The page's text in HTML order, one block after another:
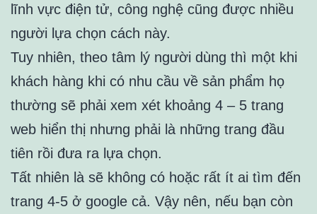
lĩnh vực điện tử, công nghệ cũng được nhiều
người lựa chọn cách này.
Tuy nhiên, theo tâm lý người dùng thì một khi
khách hàng khi có nhu cầu về sản phẩm họ
thường sẽ phải xem xét khoảng 4 – 5 trang
web hiển thị nhưng phải là những trang đầu
tiên rồi đưa ra lựa chọn.
Tất nhiên là sẽ không có hoặc rất ít ai tìm đến
trang 4-5 ở google cả. Vậy nên, nếu bạn còn